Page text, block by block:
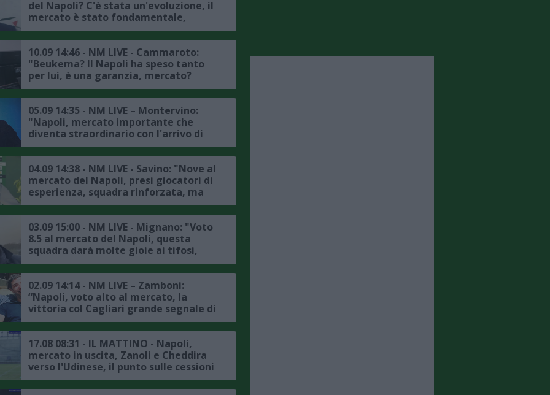
del Napoli? C'è stata un'evoluzione, il
mercato è stato fondamentale,
Spinazzola può fare la differenza,
Hojlund? Impatto incredibile"
10.09 14:46 - NM LIVE - Cammaroto:
"Beukema? Il Napoli ha speso tanto
per lui, è una garanzia, mercato?
Occhio al nome di Skriniar e al futuro
di Juan Jesus"
05.09 14:35 - NM LIVE – Montervino:
"Napoli, mercato importante che
diventa straordinario con l'arrivo di
Hojlund, Buongiorno il migliore in
Italia, è un acquisto ritrovato"
04.09 14:38 - NM LIVE - Savino: "Nove al
mercato del Napoli, presi giocatori di
esperienza, squadra rinforzata, ma
gli azzurri erano già forti"
03.09 15:00 - NM LIVE - Mignano: "Voto
8.5 al mercato del Napoli, questa
squadra darà molte gioie ai tifosi,
l'obiettivo è fare bene in Champions
League"
02.09 14:14 - NM LIVE – Zamboni:
“Napoli, voto alto al mercato, la
vittoria col Cagliari grande segnale di
gruppo, Buongiorno calciatore
importante”
17.08 08:31 - IL MATTINO - Napoli,
mercato in uscita, Zanoli e Cheddira
verso l'Udinese, il punto sulle cessioni